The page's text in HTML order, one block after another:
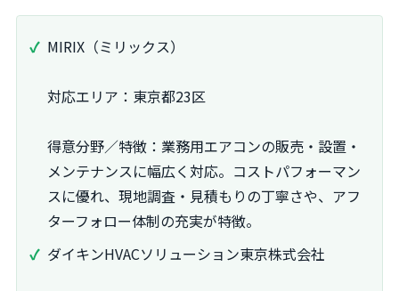
MIRIX（ミリックス）
対応エリア：東京都23区
得意分野／特徴：業務用エアコンの販売・設置・
メンテナンスに幅広く対応。コストパフォーマン
スに優れ、現地調査・見積もりの丁寧さや、アフ
ターフォロー体制の充実が特徴。
ダイキンHVACソリューション東京株式会社